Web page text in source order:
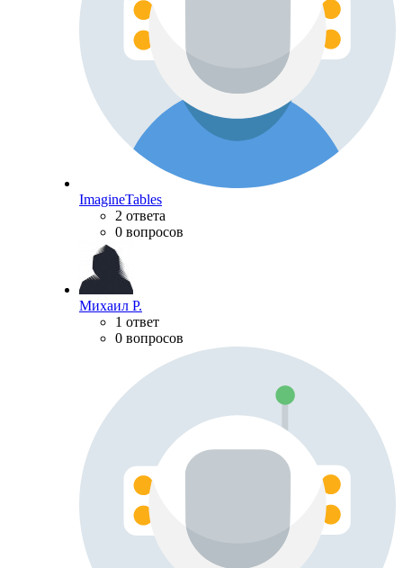
ImagineTables
2 ответа
0 вопросов
Михаил Р.
1 ответ
0 вопросов